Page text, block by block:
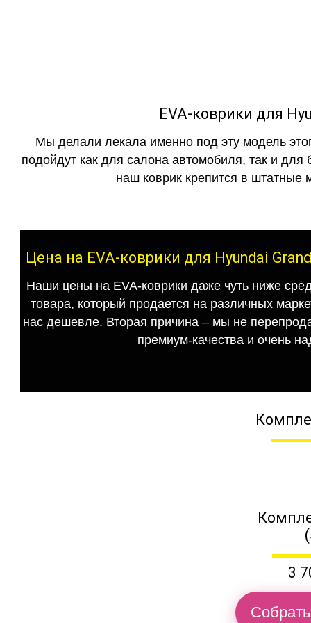
EVA-коврики для
Мы делали лекала именно под эту модель
подойдут как для салона автомобиля, так и для
наш коврик крепится в штатные
Цена на EVA-коврики для Hyundai
Наши цены на EVA-коврики даже чуть ниже
товара, который продается на различных
нас дешевле. Вторая причина – мы не
премиум-качества и очень
3